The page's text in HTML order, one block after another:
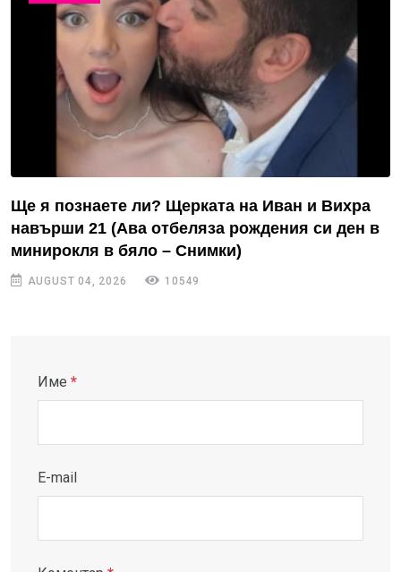
Ще я познаете ли? Щерката на Иван и Вихра
навърши 21 (Ава отбеляза рождения си ден в
минирокля в бяло – Снимки)
AUGUST 04, 2026 10549
Име *
E-mail